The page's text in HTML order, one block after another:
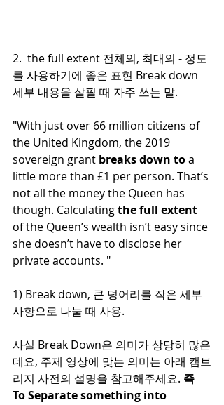
2.  the full extent 전체의, 최대의 - 정도
를 사용하기에 좋은 표현 Break down
세부 내용을 살필 때 자주 쓰는 말.
"With just over 66 million citizens of
the United Kingdom, the 2019
sovereign grant breaks down to a
little more than £1 per person. That’s
not all the money the Queen has
though. Calculating the full extent
of the Queen’s wealth isn’t easy since
she doesn’t have to disclose her
private accounts. "
1) Break down, 큰 덩어리를 작은 세부
사항으로 나눌 때 사용.
사실 Break Down은 의미가 상당히 많은
데요, 주제 영상에 맞는 의미는 아래 캠브
리지 사전의 설명을 참고해주세요. 즉
To Separate something into